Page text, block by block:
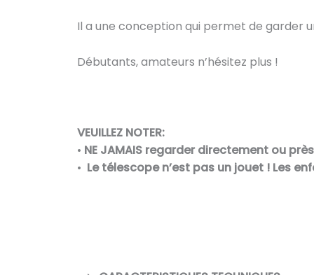
Il a une conception qui permet de
Débutants, amateurs n’hésitez plus !
VEUILLEZ NOTER:
• NE JAMAIS regarder directement ou
• Le télescope n’est pas un jouet ! Les